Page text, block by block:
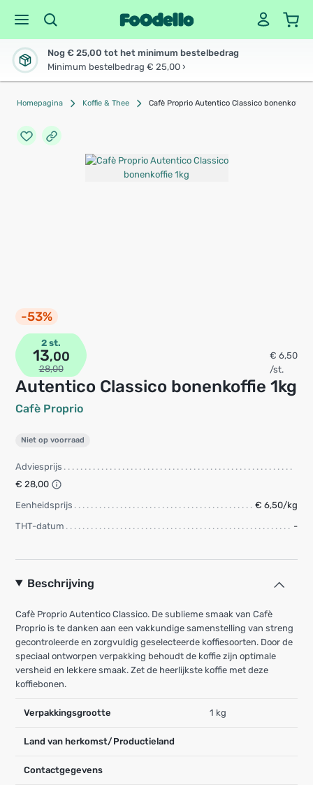
Nog € 25,00 tot het minimum bestelbedrag
Minimum bestelbedrag € 25,00 ›
Homepagina Koffie & Thee Cafè Proprio Autentico Classico bonenkoffie
-53%
Autentico Classico bonenkoffie 1kg
Cafè Proprio
2 st.
13,00
28,00
€ 6,50
/st.
Niet op voorraad
Adviesprijs
€ 28,00
Eenheidsprijs
€ 6,50/kg
THT-datum
-
Beschrijving
Cafè Proprio Autentico Classico. De sublieme smaak van Cafè
Proprio is te danken aan een vakkundige samenstelling van streng
gecontroleerde en zorgvuldig geselecteerde koffiesoorten. Door de
speciaal ontworpen verpakking behoudt de koffie zijn optimale
versheid en lekkere smaak. Zet de heerlijkste koffie met deze
koffiebonen.
Verpakkingsgrootte 1 kg
Land van herkomst/Productieland
Contactgegevens